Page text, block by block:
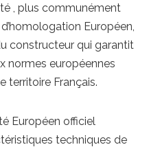
, plus communément
Européen,
constructeur qui garantit
normes européennes
territoire Français.
Européen officiel
techniques de